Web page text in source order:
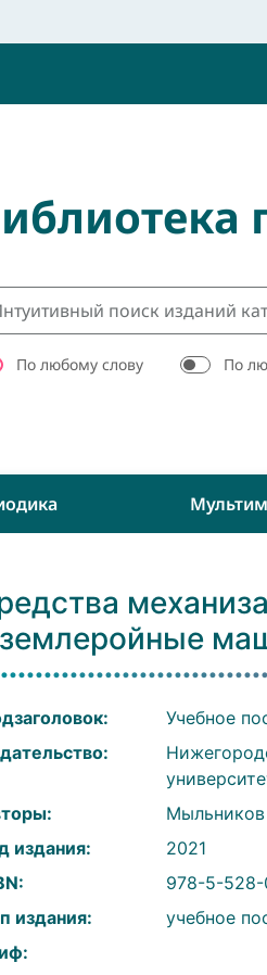
По любому слову По
Учебное
издания:
2021
978-5-
издания:
учебное